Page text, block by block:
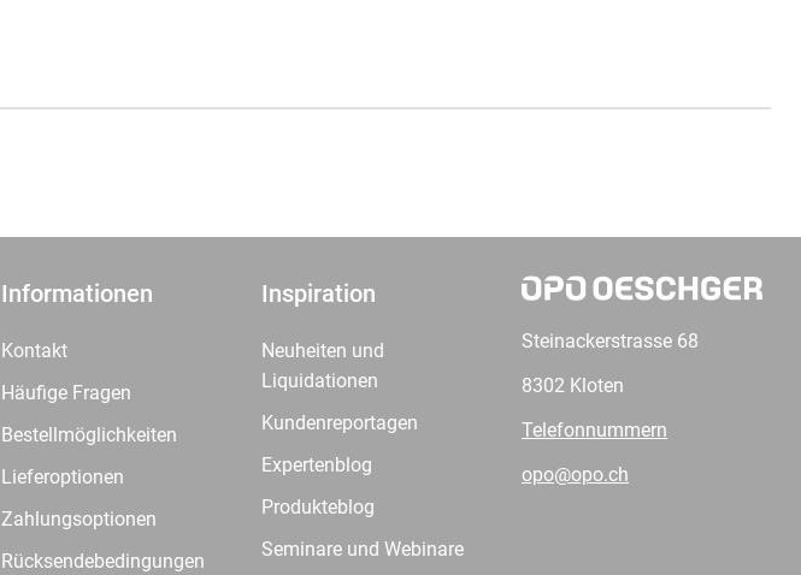
Informationen
Kontakt
Häufige Fragen
Bestellmöglichkeiten
Lieferoptionen
Zahlungsoptionen
Rücksendebedingungen
Inspiration
Neuheiten und
Liquidationen
Kundenreportagen
Expertenblog
Produkteblog
Seminare und Webinare
Steinackerstrasse 68
8302 Kloten
Telefonnummern
opo@opo.ch